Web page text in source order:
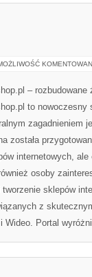
– rozbudowane
to nowoczesny
zagadnieniem
została
internetowych, ale
osoby
sklepów
z
Wideo. Portal